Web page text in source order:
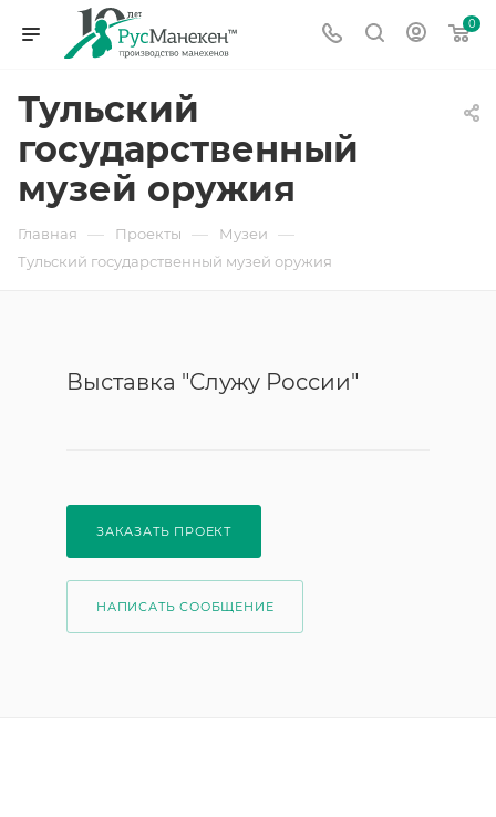
0
Тульский
государственный
музей оружия
Главная — Проекты — Музеи —
Тульский государственный музей оружия
Выставка "Служу России"
ЗАКАЗАТЬ ПРОЕКТ
НАПИСАТЬ СООБЩЕНИЕ